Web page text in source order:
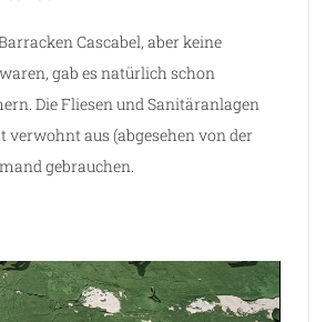
Cascabel, aber keine
gab es natürlich schon
Die Fliesen und Sanitäranlagen
aus (abgesehen von der
gebrauchen.